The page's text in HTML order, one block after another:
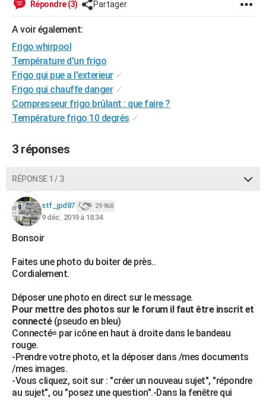
Destinations
City break
Voyage nature
Voyage de noces
Forum
Climat
BONS PLANS
CARTE DE VOEUX
Carte de Noël
Carte Bonne année
Carte Saint-Valentin
Carte Pâques
Carte d'anniversaire
DICTIONNAIRE
COPAINS D'AVANT
S'inscrire
Se connecter
Lycées
Collèges
Primaires
Universités
Entreprises
Service militaire
Avis de recherche
AVIS DE DÉCÈS
FORUM
Bricolage
Lifestyle
Culture
Sport
Auto
Television
Voyage
Cinema
Répondre (3) Partager
A voir également:
Frigo whirpool
Température d'un frigo
Frigo qui pue a l'exterieur ✓
Frigo qui chauffe danger ✓
Compresseur frigo brûlant : que faire ?
Température frigo 10 degrés ✓
3 réponses
RÉPONSE 1 / 3
stf_jpd87 29 968
9 déc. 2019 à 18:34
Bonsoir
Faites une photo du boiter de près..
Cordialement.
Déposer une photo en direct sur le message.
Pour mettre des photos sur le forum il faut être inscrit et
connecté (pseudo en bleu)
Connecté= par icône en haut à droite dans le bandeau
rouge.
-Prendre votre photo, et la déposer dans /mes documents
/mes images.
-Vous cliquez, soit sur : "créer un nouveau sujet", "répondre
au sujet", ou "posez une question".-Dans la fenêtre qui